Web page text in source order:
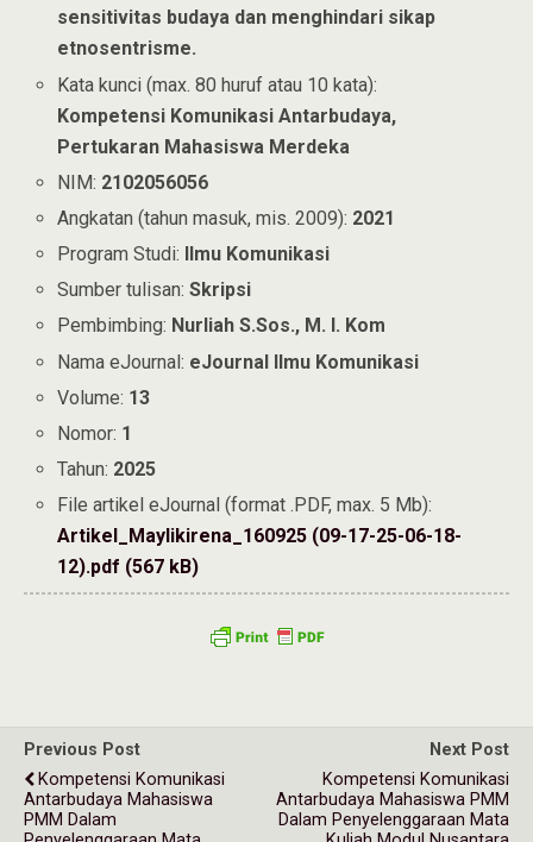
sensitivitas budaya dan menghindari sikap
etnosentrisme.
Kata kunci (max. 80 huruf atau 10 kata):
Kompetensi Komunikasi Antarbudaya,
Pertukaran Mahasiswa Merdeka
NIM: 2102056056
Angkatan (tahun masuk, mis. 2009): 2021
Program Studi: Ilmu Komunikasi
Sumber tulisan:Skripsi
Pembimbing: Nurliah S.Sos., M. I. Kom
Nama eJournal: eJournal Ilmu Komunikasi
Volume: 13
Nomor: 1
Tahun: 2025
File artikel eJournal (format .PDF, max. 5 Mb):
Artikel_Maylikirena_160925 (09-17-25-06-18-
12).pdf (567 kB)
Previous Post
Kompetensi Komunikasi
Antarbudaya Mahasiswa
PMM Dalam
Next Post
Kompetensi Komunikasi
Antarbudaya Mahasiswa PMM
Dalam Penyelenggaraan Mata